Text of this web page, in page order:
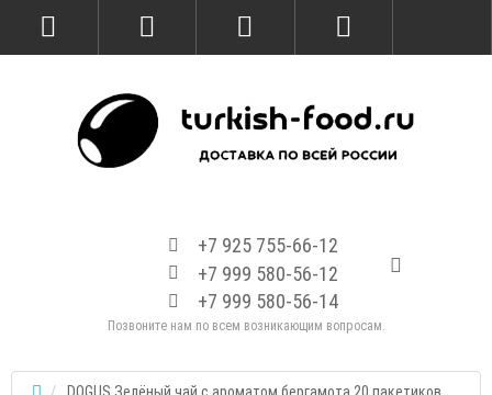
+7 925 755-66-12
+7 999 580-56-12
+7 999 580-56-14
Позвоните нам по всем возникающим вопросам.
DOGUS Зелёный чай с ароматом бергамота 20 пакетиков